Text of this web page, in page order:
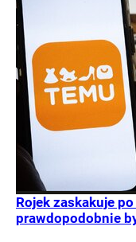
Rojek zaskakuje
prawdopodobnie